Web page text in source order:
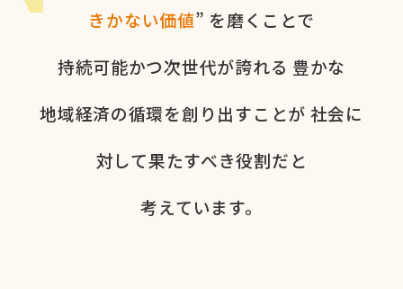
きかない​価値” を​磨く​ことで
持続可能かつ次世代が​誇れる 豊かな​
地域経済の​循環を​創り出すことが 社会に​
対して​果た​すべき役割だと​
考えています。​